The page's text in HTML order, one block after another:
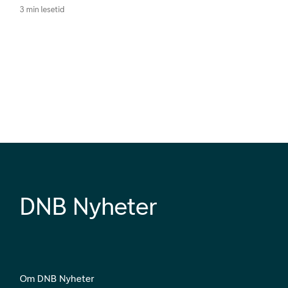
3 min lesetid
DNB Nyheter
Om DNB Nyheter